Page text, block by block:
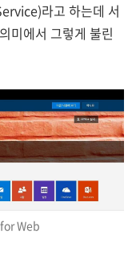
라고 하는데 서
미에서 그렇게 불린
Web